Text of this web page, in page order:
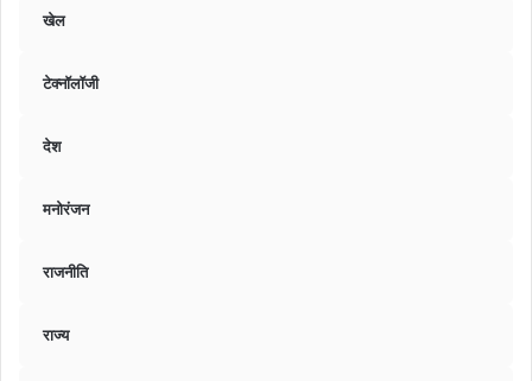
खेल
टेक्नॉलॉजी
देश
मनोरंजन
राजनीति
राज्य